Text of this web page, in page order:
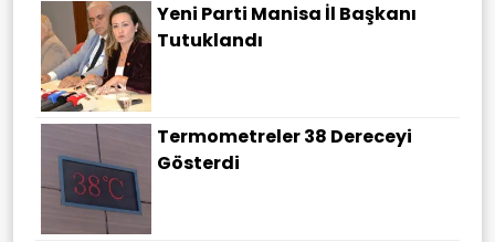
Yeni Parti Manisa İl Başkanı
Tutuklandı
Termometreler 38 Dereceyi
Gösterdi